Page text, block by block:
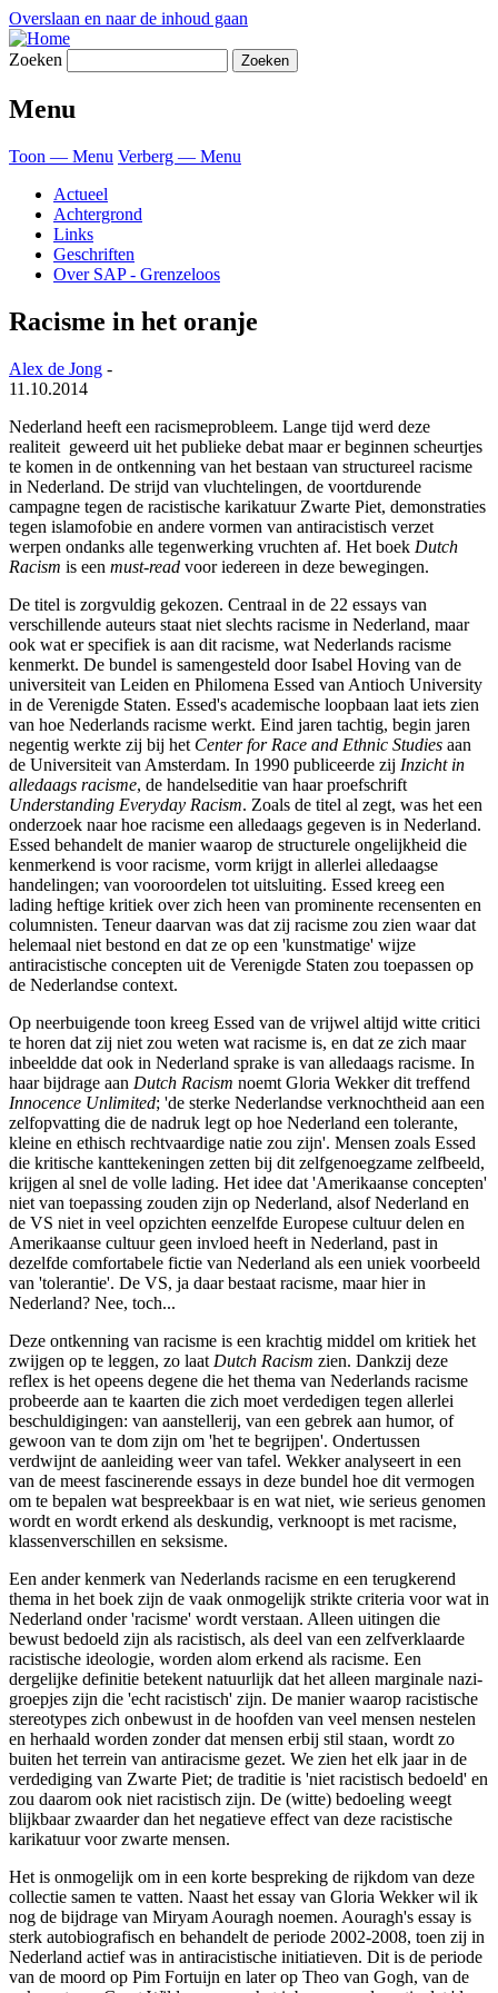
Overslaan en naar de inhoud gaan
Zoeken
Menu
Toon — Menu Verberg — Menu
Actueel
Achtergrond
Links
Geschriften
Over SAP - Grenzeloos
Racisme in het oranje
Alex de Jong -
11.10.2014
Nederland heeft een racismeprobleem. Lange tijd werd deze
realiteit geweerd uit het publieke debat maar er beginnen scheurtjes
te komen in de ontkenning van het bestaan van structureel racisme
in Nederland. De strijd van vluchtelingen, de voortdurende
campagne tegen de racistische karikatuur Zwarte Piet, demonstraties
tegen islamofobie en andere vormen van antiracistisch verzet
werpen ondanks alle tegenwerking vruchten af. Het boek Dutch
Racism is een must-read voor iedereen in deze bewegingen.
De titel is zorgvuldig gekozen. Centraal in de 22 essays van
verschillende auteurs staat niet slechts racisme in Nederland, maar
ook wat er specifiek is aan dit racisme, wat Nederlands racisme
kenmerkt. De bundel is samengesteld door Isabel Hoving van de
universiteit van Leiden en Philomena Essed van Antioch University
in de Verenigde Staten. Essed's academische loopbaan laat iets zien
van hoe Nederlands racisme werkt. Eind jaren tachtig, begin jaren
negentig werkte zij bij het Center for Race and Ethnic Studies aan
de Universiteit van Amsterdam. In 1990 publiceerde zij Inzicht in
alledaags racisme, de handelseditie van haar proefschrift
Understanding Everyday Racism. Zoals de titel al zegt, was het een
onderzoek naar hoe racisme een alledaags gegeven is in Nederland.
Essed behandelt de manier waarop de structurele ongelijkheid die
kenmerkend is voor racisme, vorm krijgt in allerlei alledaagse
handelingen; van vooroordelen tot uitsluiting. Essed kreeg een
lading heftige kritiek over zich heen van prominente recensenten en
columnisten. Teneur daarvan was dat zij racisme zou zien waar dat
helemaal niet bestond en dat ze op een 'kunstmatige' wijze
antiracistische concepten uit de Verenigde Staten zou toepassen op
de Nederlandse context.
Op neerbuigende toon kreeg Essed van de vrijwel altijd witte critici
te horen dat zij niet zou weten wat racisme is, en dat ze zich maar
inbeeldde dat ook in Nederland sprake is van alledaags racisme. In
haar bijdrage aan Dutch Racism noemt Gloria Wekker dit treffend
Innocence Unlimited; 'de sterke Nederlandse verknochtheid aan een
zelfopvatting die de nadruk legt op hoe Nederland een tolerante,
kleine en ethisch rechtvaardige natie zou zijn'. Mensen zoals Essed
die kritische kanttekeningen zetten bij dit zelfgenoegzame zelfbeeld,
krijgen al snel de volle lading. Het idee dat 'Amerikaanse concepten'
niet van toepassing zouden zijn op Nederland, alsof Nederland en
de VS niet in veel opzichten eenzelfde Europese cultuur delen en
Amerikaanse cultuur geen invloed heeft in Nederland, past in
dezelfde comfortabele fictie van Nederland als een uniek voorbeeld
van 'tolerantie'. De VS, ja daar bestaat racisme, maar hier in
Nederland? Nee, toch...
Deze ontkenning van racisme is een krachtig middel om kritiek het
zwijgen op te leggen, zo laat Dutch Racism zien. Dankzij deze
reflex is het opeens degene die het thema van Nederlands racisme
probeerde aan te kaarten die zich moet verdedigen tegen allerlei
beschuldigingen: van aanstellerij, van een gebrek aan humor, of
gewoon van te dom zijn om 'het te begrijpen'. Ondertussen
verdwijnt de aanleiding weer van tafel. Wekker analyseert in een
van de meest fascinerende essays in deze bundel hoe dit vermogen
om te bepalen wat bespreekbaar is en wat niet, wie serieus genomen
wordt en wordt erkend als deskundig, verknoopt is met racisme,
klassenverschillen en seksisme.
Een ander kenmerk van Nederlands racisme en een terugkerend
thema in het boek zijn de vaak onmogelijk strikte criteria voor wat in
Nederland onder 'racisme' wordt verstaan. Alleen uitingen die
bewust bedoeld zijn als racistisch, als deel van een zelfverklaarde
racistische ideologie, worden alom erkend als racisme. Een
dergelijke definitie betekent natuurlijk dat het alleen marginale nazi-
groepjes zijn die 'echt racistisch' zijn. De manier waarop racistische
stereotypes zich onbewust in de hoofden van veel mensen nestelen
en herhaald worden zonder dat mensen erbij stil staan, wordt zo
buiten het terrein van antiracisme gezet. We zien het elk jaar in de
verdediging van Zwarte Piet; de traditie is 'niet racistisch bedoeld' en
zou daarom ook niet racistisch zijn. De (witte) bedoeling weegt
blijkbaar zwaarder dan het negatieve effect van deze racistische
karikatuur voor zwarte mensen.
Het is onmogelijk om in een korte bespreking de rijkdom van deze
collectie samen te vatten. Naast het essay van Gloria Wekker wil ik
nog de bijdrage van Miryam Aouragh noemen. Aouragh's essay is
sterk autobiografisch en behandelt de periode 2002-2008, toen zij in
Nederland actief was in antiracistische initiatieven. Dit is de periode
van de moord op Pim Fortuijn en later op Theo van Gogh, van de